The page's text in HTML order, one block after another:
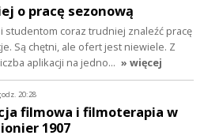
o pracę sezonową
studentom coraz trudniej znaleźć pracę
Są chętni, ale ofert jest niewiele. Z
aplikacji na jedno… » więcej
20:28
filmowa i filmoterapia w
1907